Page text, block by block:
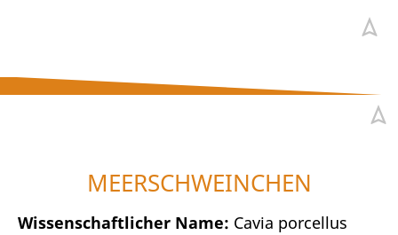
MEERSCHWEINCHEN
Wissenschaftlicher Name: Cavia porcellus